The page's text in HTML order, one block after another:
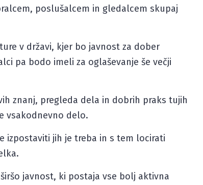
poslušalcem in gledalcem skupaj
v državi, kjer bo javnost za dober
pa bodo imeli za oglaševanje še večji
znanj, pregleda dela in dobrih praks tujih
vsakodnevno delo.
izpostaviti jih je treba in s tem locirati
javnost, ki postaja vse bolj aktivna